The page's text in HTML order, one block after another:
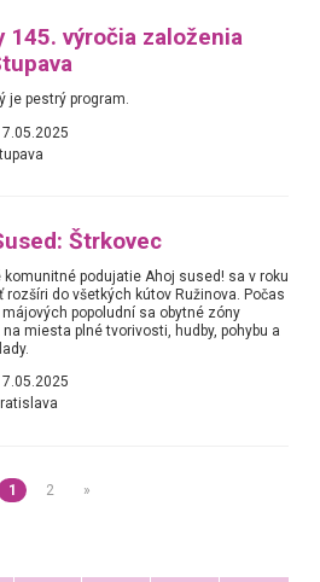
145. výročia založenia
je pestrý program.
Štrkovec
komunitné podujatie Ahoj sused! sa v roku
rozšíri do všetkých kútov Ružinova. Počas
popoludní sa obytné zóny
miesta plné tvorivosti, hudby, pohybu a
1 2 »